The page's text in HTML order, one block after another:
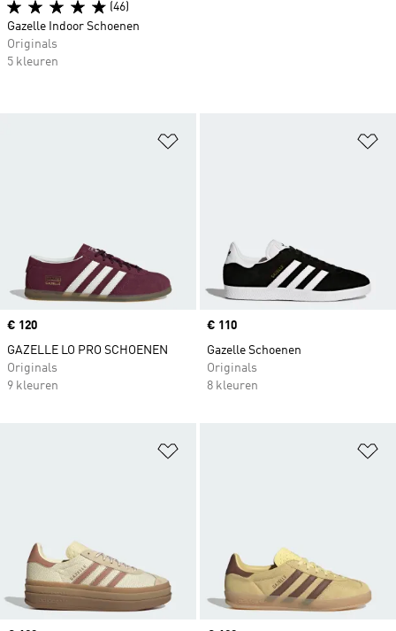
Price
€ 120
GAZELLE LO PRO SCHOENEN
Originals
9 kleuren
Price
€ 110
Gazelle Schoenen
Originals
8 kleuren
(46)
Gazelle Indoor Schoenen
Originals
5 kleuren